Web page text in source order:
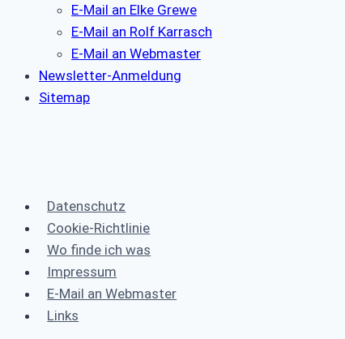
E-Mail an Elke Grewe
E-Mail an Rolf Karrasch
E-Mail an Webmaster
Newsletter-Anmeldung
Sitemap
Datenschutz
Cookie-Richtlinie
Wo finde ich was
Impressum
E-Mail an Webmaster
Links